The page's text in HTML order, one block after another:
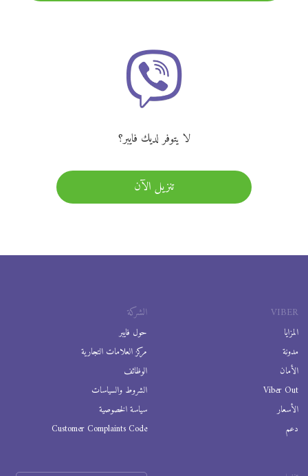
لا يتوفر لديك فايبر؟
تنزيل الآن
VIBER
المزايا
مدونة
الأمان
Viber Out
الأسعار
دعم
الشركة
حول فايبر
مركز العلامات التجارية
الوظائف
الشروط والسياسات
سياسة الخصوصية
Customer Complaints Code